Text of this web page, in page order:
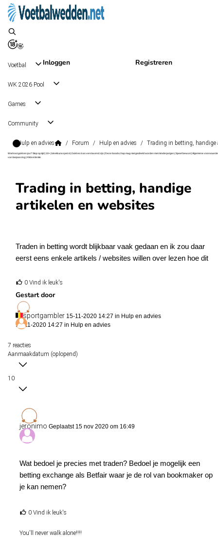
Inloggen Registreren
Voetbal
WK 2026 Pool
Games
Community
Hulp en advies / Forum / Hulp en advies / Trading in betting, handige
Wat kost gokken jou? Stop op tijd | 18+ | loketkansspel.nl | Gokken kan verslavend zijn | Deze boodschap mag niet gedeeld worden met minderjarigen | Speel bewust | Algemene
van toepassing | #Advertentie
Trading in betting, handige
artikelen en websites
Traden in betting wordt blijkbaar vaak gedaan en ik zou daar
eerst eens enkele artikels / websites willen over lezen hoe dit
artikels / boeken hierover kan aanbevelen? Op twitter heb ik bv
@Aw0bagevonden die aan trading doet in tennis
In Belgie zijn slechts een beperkt aantal bookmakers die
toegankelijk zijn. Zijn er eigenlijk bookmakers tussen die je kan
gebruiken om te traden?
Want als ik het goed voorheb, moet je bij trading kunnen backen
België die dit toestaan.
0 Vind ik leuk's
Gestart door
sportgambler 15-11-2020 14:27 in Hulp en advies
15-11-2020 14:27 in Hulp en advies
7 reacties
Aanmaakdatum (oplopend)
10
jeronimo Geplaatst 15 nov 2020 om 16:49
Wat bedoel je precies met traden? Bedoel je mogelijk een
betting exchange als Betfair waar je de rol van bookmaker op
je kan nemen?
0 Vind ik leuk's
You'll never walk alone!!!!